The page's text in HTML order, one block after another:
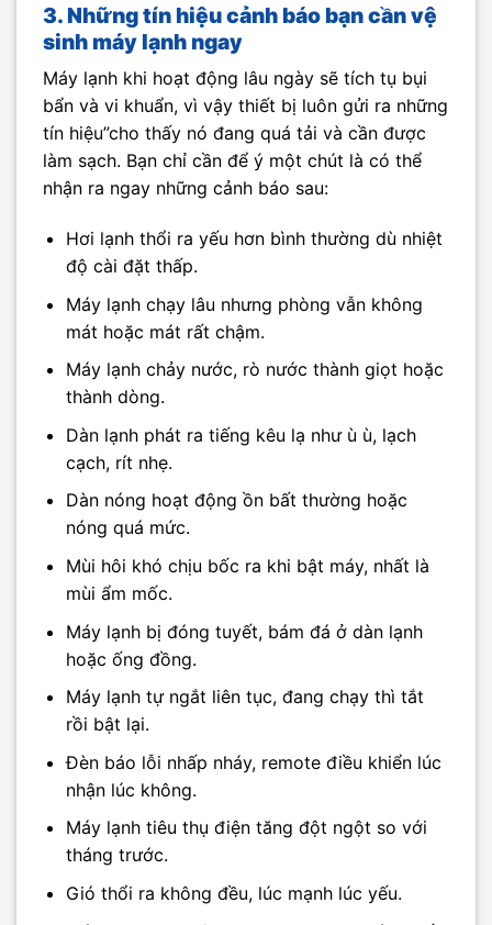
3. Những tín hiệu cảnh báo bạn cần vệ
sinh máy lạnh ngay
Máy lạnh khi hoạt động lâu ngày sẽ tích tụ bụi
bẩn và vi khuẩn, vì vậy thiết bị luôn gửi ra những
tín hiệu”cho thấy nó đang quá tải và cần được
làm sạch. Bạn chỉ cần để ý một chút là có thể
nhận ra ngay những cảnh báo sau:
Hơi lạnh thổi ra yếu hơn bình thường dù nhiệt
độ cài đặt thấp.
Máy lạnh chạy lâu nhưng phòng vẫn không
mát hoặc mát rất chậm.
Máy lạnh chảy nước, rò nước thành giọt hoặc
thành dòng.
Dàn lạnh phát ra tiếng kêu lạ như ù ù, lạch
cạch, rít nhẹ.
Dàn nóng hoạt động ồn bất thường hoặc
nóng quá mức.
Mùi hôi khó chịu bốc ra khi bật máy, nhất là
mùi ẩm mốc.
Máy lạnh bị đóng tuyết, bám đá ở dàn lạnh
hoặc ống đồng.
Máy lạnh tự ngắt liên tục, đang chạy thì tắt
rồi bật lại.
Đèn báo lỗi nhấp nháy, remote điều khiển lúc
nhận lúc không.
Máy lạnh tiêu thụ điện tăng đột ngột so với
tháng trước.
Gió thổi ra không đều, lúc mạnh lúc yếu.